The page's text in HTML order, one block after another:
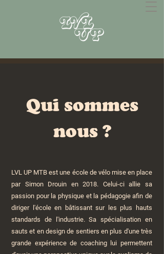
Qui sommes
nous ?
LVL UP MTB est une école de vélo mise en place
par Simon Drouin en 2018. Celui-ci allie sa
passion pour la physique et la pédagogie afin de
diriger l'école en bâtissant sur les plus hauts
standards de l'industrie. Sa spécialisation en
sauts et en design de sentiers en plus d'une très
grande expérience de coaching lui permettent